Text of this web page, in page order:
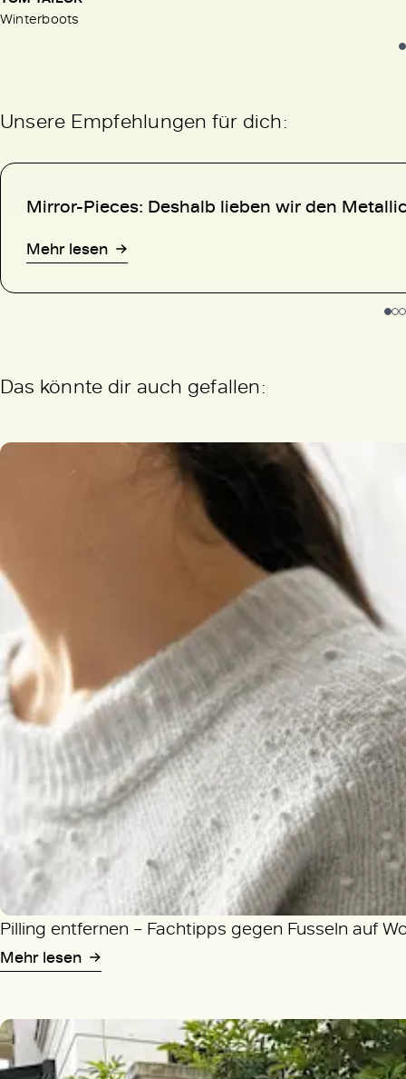
Winterboots
Unsere Empfehlungen für dich:
Mirror-Pieces: Deshalb lieben wir den
Mehr lesen
Das könnte dir auch gefallen:
Pilling entfernen – Fachtipps gegen Fusseln auf
Mehr lesen